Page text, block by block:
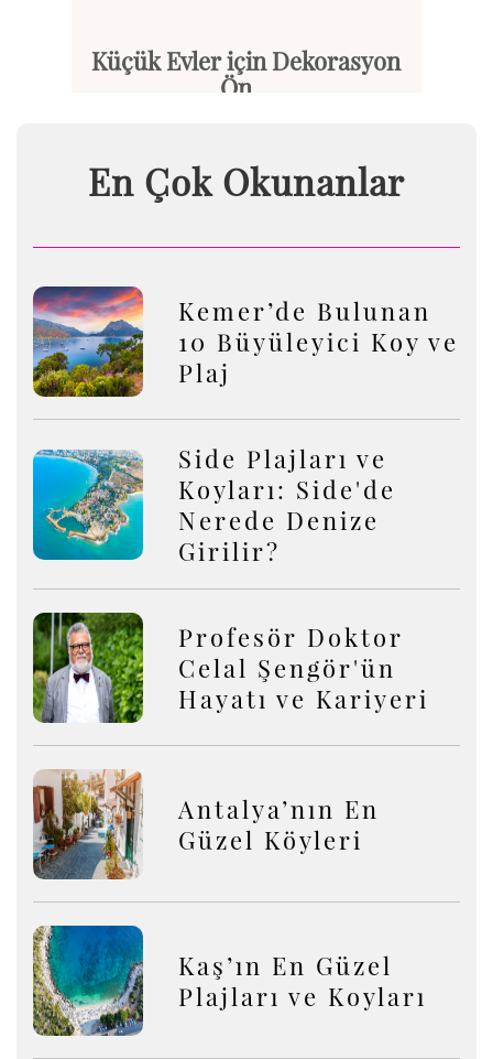
Küçük Evler için Dekorasyon
Ön...
En Çok Okunanlar
Kemer’de Bulunan
10 Büyüleyici Koy ve
Plaj
Side Plajları ve
Koyları: Side'de
Nerede Denize
Girilir?
Profesör Doktor
Celal Şengör'ün
Hayatı ve Kariyeri
Antalya’nın En
Güzel Köyleri
Kaş’ın En Güzel
Plajları ve Koyları